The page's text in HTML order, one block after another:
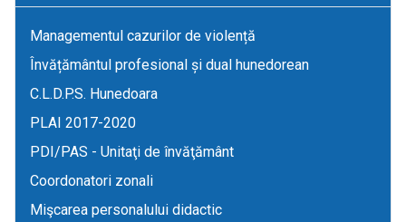
Managementul cazurilor de violență
Învățământul profesional și dual hunedorean
C.L.D.P.S. Hunedoara
PLAI 2017-2020
PDI/PAS - Unitaţi de învăţământ
Coordonatori zonali
Mişcarea personalului didactic